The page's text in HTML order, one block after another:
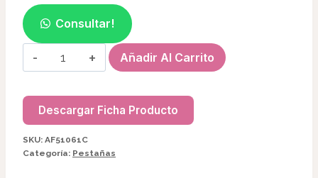
Consultar!
BIGUDIES
DE
PARA
LIFTING
DE
Añadir Al Carrito
Descargar Ficha Producto
SKU: AF51061C
Categoría: Pestañas